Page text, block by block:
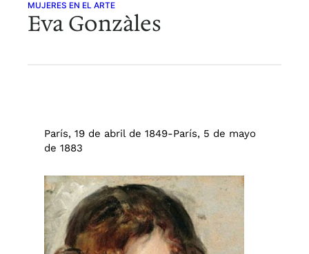
MUJERES EN EL ARTE
Eva Gonzàles
París, 19 de abril de 1849-París, 5 de mayo
de 1883